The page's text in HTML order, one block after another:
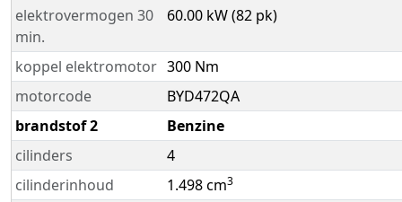
elektrovermogen 30
min.
60.00 kW (82 pk)
koppel elektromotor 300 Nm
motorcode
BYD472QA
brandstof 2
Benzine
cilinders
4
cilinderinhoud
1.498 cm3